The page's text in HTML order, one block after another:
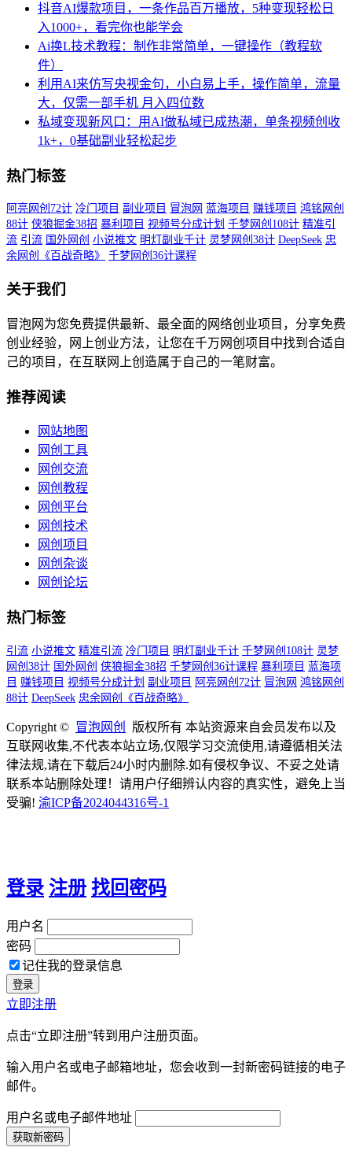
抖音AI爆款项目，一条作品百万播放，5种变现轻松日
入1000+，看完你也能学会
Ai换L技术教程：制作非常简单，一键操作（教程软
件）
利用AI来仿写央视金句，小白易上手，操作简单，流量
大，仅需一部手机 月入四位数
私域变现新风口：用AI做私域已成热潮，单条视频创收
1k+，0基础副业轻松起步
热门标签
阿亮网创72计 冷门项目 副业项目 冒泡网 蓝海项目 赚钱项目 鸿铭网创
88计 侠狼掘金38招 暴利项目 视频号分成计划 千梦网创108计 精准引
流 引流 国外网创 小说推文 明灯副业千计 灵梦网创38计 DeepSeek 忠
余网创《百战奇略》
千梦网创36计课程
关于我们
冒泡网为您免费提供最新、最全面的网络创业项目，分享免费
创业经验，网上创业方法，让您在千万网创项目中找到合适自
己的项目，在互联网上创造属于自己的一笔财富。
推荐阅读
网站地图
网创工具
网创交流
网创教程
网创平台
网创技术
网创项目
网创杂谈
网创论坛
热门标签
引流 小说推文 精准引流 冷门项目 明灯副业千计 千梦网创108计 灵梦
网创38计 国外网创 侠狼掘金38招 千梦网创36计课程 暴利项目 蓝海项
目 赚钱项目 视频号分成计划 副业项目 阿亮网创72计 冒泡网 鸿铭网创
88计 DeepSeek 忠余网创《百战奇略》
Copyright © 冒泡网创
版权所有 本站资源来自会员发布以及
互联网收集,不代表本站立场,仅限学习交流使用,请遵循相关法
律法规,请在下载后24小时内删除.如有侵权争议、不妥之处请
联系本站删除处理！请用户仔细辨认内容的真实性，避免上当
受骗! 渝ICP备2024044316号-1
登录 注册 找回密码
用户名
密码
记住我的登录信息
立即注册
点击“立即注册”转到用户注册页面。
输入用户名或电子邮箱地址，您会收到一封新密码链接的电子
邮件。
用户名或电子邮件地址